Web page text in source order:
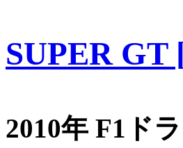
SUPER GT
2010年 F1ド